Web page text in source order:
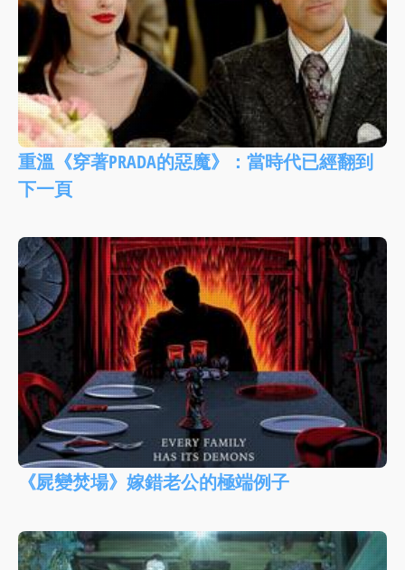
重溫《穿著PRADA的惡魔》：當時代已經翻到
下一頁
《屍變焚場》嫁錯老公的極端例子